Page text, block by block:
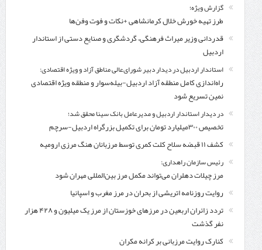
گزارش ویژه؛
طرز تهیه خورش خلال کرمانشاهی +نکات و فوت وفن‌ها
قدردانی وزیر میراث فرهنگی، گردشگری و صنایع دستی از استاندار
اردبیل
استاندار اردبیل در دیدار دبیر شورای‌عالی مناطق آزاد و ویژه اقتصادی:
راه‌اندازی کامل منطقه آزاد اردبیل-بیله‌سوار و منطقه ویژه اقتصادی
نمین تسریع شود
در دیدار استاندار اردبیل و مدیرعامل بانک سینا محقق شد؛
تخصیص ۳۰۰میلیارد تومان برای تکمیل بزرگراه اردبیل-سرچم
کشف ۱۱ قبضه سلاح کلت کمری توسط مرزبانان هنگ مرزی ارومیه
رئیس سازمان راهداری:
مرز چیلات دهلران می‌تواند مکمل مرز بین‌المللی مهران شود
روایت روزنامه اتریشی از بحران در مرز مغرب و اسپانیا
تردد زائران اربعین در مرزهای خوزستان از مرز یک میلیون و ۴۲۸ هزار
نفر گذشت
کنارک روایت مرزبانی بر کرانه مکران